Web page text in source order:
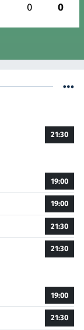
0 0
21:30
19:00
19:00
21:30
21:30
19:00
21:30